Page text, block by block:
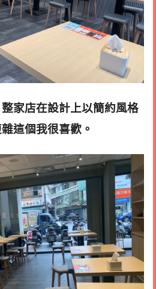
家店在設計上以簡約風格
這個我很喜歡 。